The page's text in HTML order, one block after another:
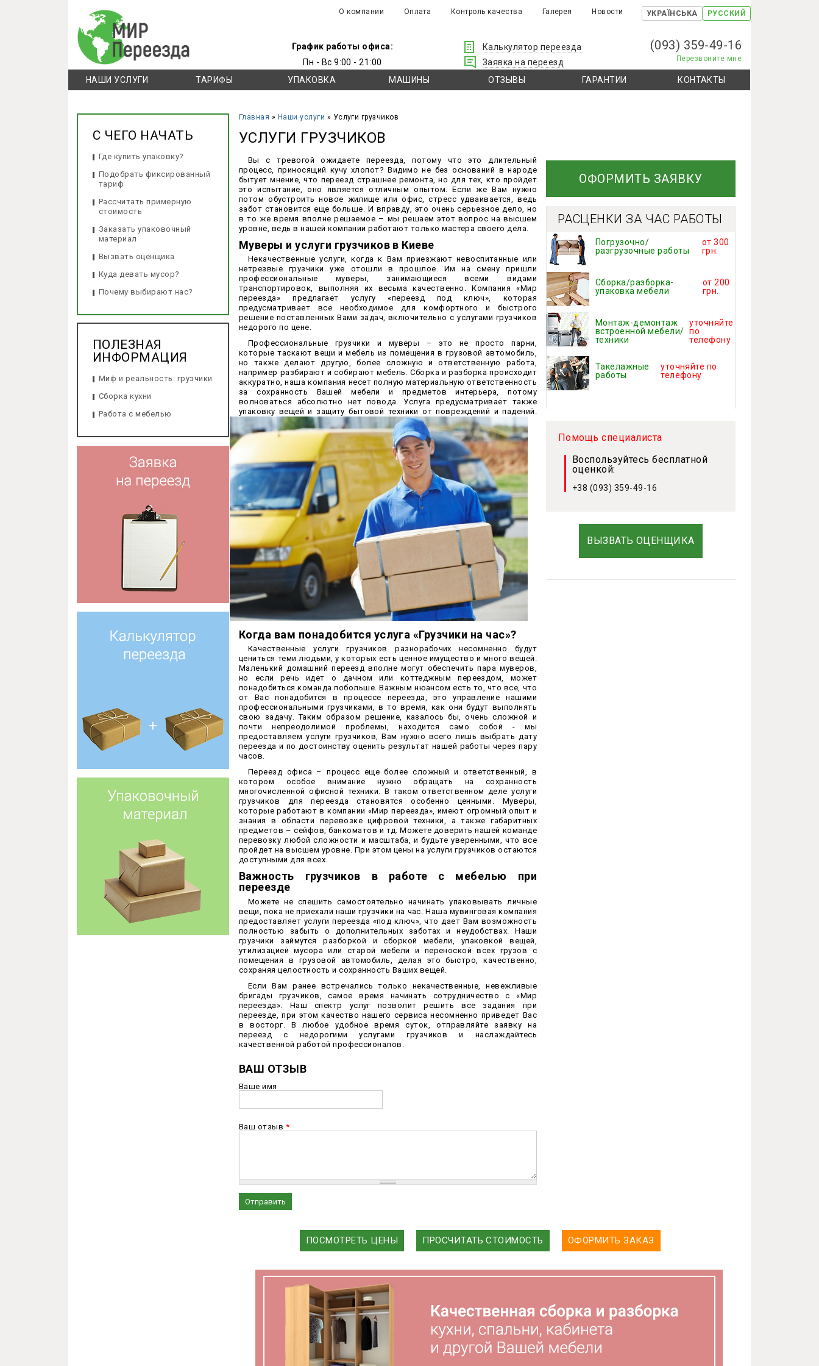
УКРАЇНСЬКА РУССКИЙ
О компании Оплата Контроль качества Галерея Новости
График работы офиса:
Пн - Вс 9:00 - 21:00
Калькулятор переезда
Заявка на переезд
(093) 359-49-16
Перезвоните мне
НАШИ УСЛУГИ ТАРИФЫ УПАКОВКА МАШИНЫ ОТЗЫВЫ ГАРАНТИИ КОНТАКТЫ
С ЧЕГО НАЧАТЬ
Где купить упаковку?
Подобрать фиксированный
тариф
Рассчитать примерную
стоимость
Заказать упаковочный
материал
Вызвать оценщика
Куда девать мусор?
Почему выбирают нас?
ПОЛЕЗНАЯ
ИНФОРМАЦИЯ
Миф и реальность: грузчики
Сборка кухни
Работа с мебелью
Главная » Наши услуги » Услуги грузчиков
УСЛУГИ ГРУЗЧИКОВ
Вы с тревогой ожидаете переезда, потому что это длительный
процесс, приносящий кучу хлопот? Видимо не без оснований в народе
бытует мнение, что переезд страшнее ремонта, но для тех, кто пройдет
это испытание, оно является отличным опытом. Если же Вам нужно
потом обустроить новое жилище или офис, стресс удваивается, ведь
забот становится еще больше. И вправду, это очень серьезное дело, но
в то же время вполне решаемое – мы решаем этот вопрос на высшем
уровне, ведь в нашей компании работают только мастера своего дела.
Муверы и услуги грузчиков в Киеве
Некачественные услуги, когда к Вам приезжают невоспитанные или
нетрезвые грузчики уже отошли в прошлое. Им на смену пришли
профессиональные муверы, занимающиеся всеми видами
транспортировок, выполняя их весьма качественно. Компания «Мир
переезда» предлагает услугу «переезд под ключ», которая
предусматривает все необходимое для комфортного и быстрого
решение поставленных Вами задач, включительно с услугами грузчиков
недорого по цене.
Профессиональные грузчики и муверы – это не просто парни,
которые таскают вещи и мебель из помещения в грузовой автомобиль,
но также делают другую, более сложную и ответственную работа,
например разбирают и собирают мебель. Сборка и разборка происходит
аккуратно, наша компания несет полную материальную ответственность
за сохранность Вашей мебели и предметов интерьера, потому
волноваться абсолютно нет повода. Услуга предусматривает также
упаковку вещей и защиту бытовой техники от повреждений и падений.
Когда вам понадобится услуга «Грузчики на час»?
Качественные услуги грузчиков разнорабочих несомненно будут
цениться теми людьми, у которых есть ценное имущество и много вещей.
Маленький домашний переезд вполне могут обеспечить пара муверов,
но если речь идет о дачном или коттеджным переездом, может
понадобиться команда побольше. Важным нюансом есть то, что все, что
от Вас понадобится в процессе переезда, это управление нашими
профессиональными грузчиками, в то время, как они будут выполнять
свою задачу. Таким образом решение, казалось бы, очень сложной и
почти непреодолимой проблемы, находится само собой - мы
предоставляем услуги грузчиков, Вам нужно всего лишь выбрать дату
переезда и по достоинству оценить результат нашей работы через пару
часов.
Переезд офиса – процесс еще более сложный и ответственный, в
котором особое внимание нужно обращать на сохранность
многочисленной офисной техники. В таком ответственном деле услуги
грузчиков для переезда становятся особенно ценными. Муверы,
которые работают в компании «Мир переезда», имеют огромный опыт и
знания в области перевозке цифровой техники, а также габаритных
предметов – сейфов, банкоматов и тд. Можете доверить нашей команде
перевозку любой сложности и масштаба, и будьте уверенными, что все
пройдет на высшем уровне. При этом цены на услуги грузчиков остаются
доступными для всех.
Важность грузчиков в работе с мебелью при
переезде
Можете не спешить самостоятельно начинать упаковывать личные
вещи, пока не приехали наши грузчики на час. Наша мувинговая компания
предоставляет услуги переезда «под ключ», что дает Вам возможность
полностью забыть о дополнительных заботах и неудобствах. Наши
грузчики займутся разборкой и сборкой мебели, упаковкой вещей,
утилизацией мусора или старой мебели и переноской всех грузов с
помещения в грузовой автомобиль, делая это быстро, качественно,
сохраняя целостность и сохранность Ваших вещей.
Если Вам ранее встречались только некачественные, невежливые
бригады грузчиков, самое время начинать сотрудничество с «Мир
переезда». Наш спектр услуг позволит решить все задания при
переезде, при этом качество нашего сервиса несомненно приведет Вас
в восторг. В любое удобное время суток, отправляйте заявку на
переезд с недорогими услугами грузчиков и наслаждайтесь
качественной работой профессионалов.
ВАШ ОТЗЫВ
Ваше имя
Ваш отзыв *
ПОСМОТРЕТЬ ЦЕНЫ ПРОСЧИТАТЬ СТОИМОСТЬ ОФОРМИТЬ ЗАКАЗ
ОФОРМИТЬ ЗАЯВКУ
РАСЦЕНКИ ЗА ЧАС РАБОТЫ
Погрузочно/
разгрузочные работы
от 300
грн.
Сборка/разборка-
упаковка мебели
от 200
грн.
Монтаж-демонтаж
встроенной мебели/
техники
уточняйте
по
телефону
Такелажные
работы
уточняйте по
телефону
Помощь специалиста
Воспользуйтесь бесплатной
оценкой:
+38 (093) 359-49-16
ВЫЗВАТЬ ОЦЕНЩИКА